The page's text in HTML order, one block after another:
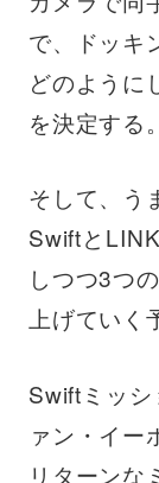
で、ドッキ
どのように
を決定する。
そして、う
Swiftと
しつつ3つ
上げていく
Swiftミッ
ァン・イー
リターンな